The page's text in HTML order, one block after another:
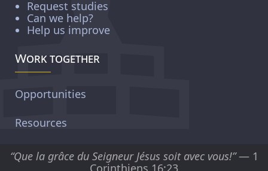
Request studies
Can we help?
Help us improve
Work together
Opportunities
Resources
“Que la grâce du Seigneur Jésus soit avec vous!”— 1
Corinthiens 16:23